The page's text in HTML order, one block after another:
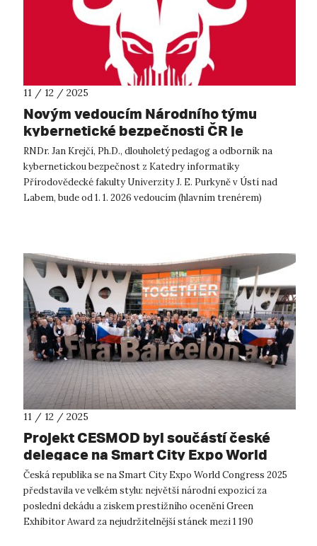
11 / 12 / 2025
Novým vedoucím Národního týmu
kybernetické bezpečnosti ČR je
akademik z UJEP
RNDr. Jan Krejčí, Ph.D., dlouholetý pedagog a odborník na
kybernetickou bezpečnost z Katedry informatiky
Přírodovědecké fakulty Univerzity J. E. Purkyně v Ústí nad
Labem, bude od 1. 1. 2026 vedoucím (hlavním trenérem)
11 / 12 / 2025
Projekt CESMOD byl součástí české
delegace na Smart City Expo World
Congress 2025 v Barceloně
Česká republika se na Smart City Expo World Congress 2025
představila ve velkém stylu: největší národní expozicí za
poslední dekádu a ziskem prestižního ocenění Green
Exhibitor Award za nejudržitelnější stánek mezi 1 190